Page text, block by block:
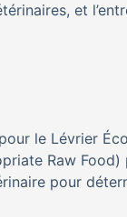
et
le Lévrier
Raw
pour